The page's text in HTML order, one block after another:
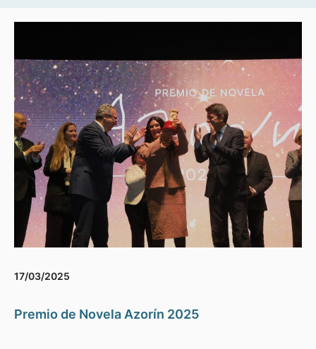
17/03/2025
Premio de Novela Azorín 2025